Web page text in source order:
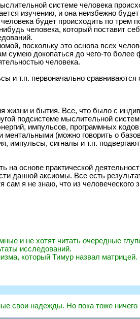
системе человека
изучению, и она неизбежно
будет происходить по трем
человека, который поставит
поскольку это основа всех
докопаться до чего-то более
человека.
и т.п. первоначально
и бытия. Все, что было с
подсистеме мыслительной
импульсов, программных
(можно говорить о
сигналы и т.п.
на основе практической
данной аксиомы. Все есть
я не знаю, что из человеческого
и не хотят читать очередные
исследований.
который Тимур назвал
свои надежды. Но пока тоже